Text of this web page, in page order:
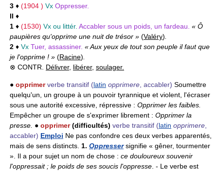
3 ♦ (1904 ) Vx Oppresser.
II ♦
1 ♦ (1530) Vx ou littér. Accabler sous un poids, un fardeau. « Ô
paupières qu'opprime une nuit de trésor » (Valéry)
2 ♦ Vx Tuer, assassiner. « Aux yeux de tout son peuple il faut que
je l'opprime ! » (Racine)
⊗ CONTR. Délivrer, libérer, soulager.
● opprimer verbe transitif (latin opprimere , accabler) Soumettre
quelqu'un, un groupe à un pouvoir tyrannique et violent, l'écraser
sous une autorité excessive, répressive : Opprimer les faibles.
Empêcher un groupe de s'exprimer librement : Opprimer la
presse. ● opprimer(difficultés) verbe transitif (latin opprimere
accabler) Emploi Ne pas confondre ces deux verbes apparentés,
mais de sens distincts. 1. Oppressersignifie « gêner, tourmenter
». Il a pour sujet un nom de chose : ce douloureux souvenir
l'oppressait ; le poids de ses soucis l'oppresse . - Le verbe est